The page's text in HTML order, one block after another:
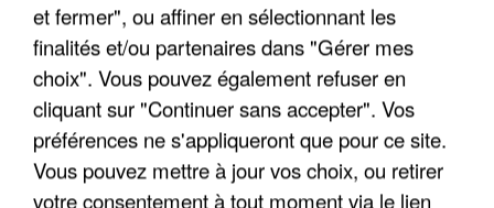
LES INTERVIEWS CHANTE
FRANCE
"JE SUIS À DISPOSITION DES
ENFOIRÉS"
et fermer", ou affiner en sélectionnant les
finalités et/ou partenaires dans "Gérer mes
choix". Vous pouvez également refuser en
cliquant sur "Continuer sans accepter". Vos
préférences ne s'appliqueront que pour ce site.
Vous pouvez mettre à jour vos choix, ou retirer
votre consentement à tout moment via le lien